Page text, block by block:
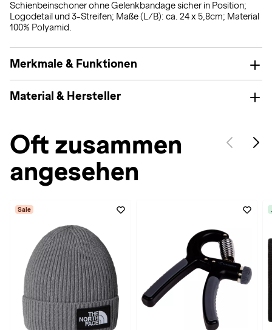
Schienbeinschoner ohne Gelenkbandage sicher in Position;
Logodetail und 3-Streifen; Maße (L/B): ca. 24 x 5,8cm; Material
100% Polyamid.
Merkmale & Funktionen
Material & Hersteller
Oft zusammen
angesehen
Sale